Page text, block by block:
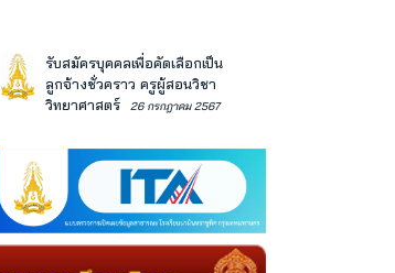
รับสมัครบุคคลเพื่อคัดเลือกเป็น
ลูกจ้างชั่วคราว ครูผู้สอนวิชา
วิทยาศาสตร์
26 กรกฎาคม 2567